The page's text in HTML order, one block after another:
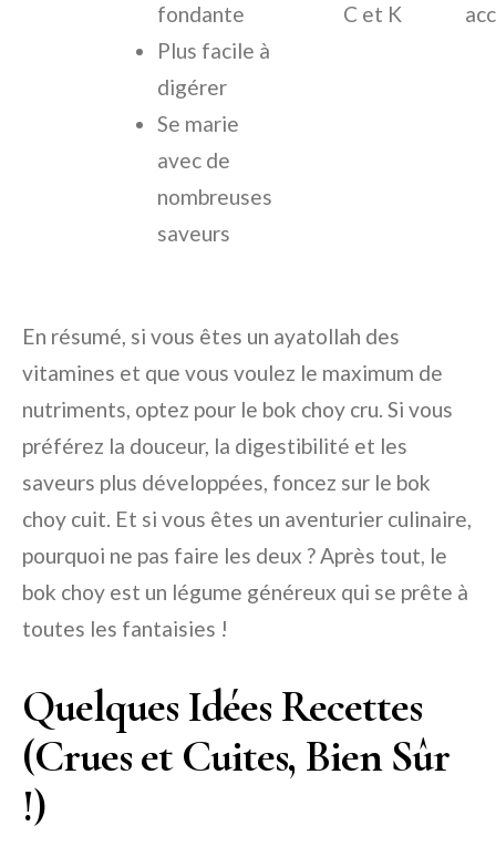
fondante
Plus facile à
digérer
Se marie
avec de
nombreuses
saveurs
C et K
En résumé, si vous êtes un ayatollah des
vitamines et que vous voulez le maximum de
nutriments, optez pour le bok choy cru. Si vous
préférez la douceur, la digestibilité et les
saveurs plus développées, foncez sur le bok
choy cuit. Et si vous êtes un aventurier culinaire,
pourquoi ne pas faire les deux ? Après tout, le
bok choy est un légume généreux qui se prête à
toutes les fantaisies !
Quelques Idées Recettes
(Crues et Cuites, Bien Sûr
!)